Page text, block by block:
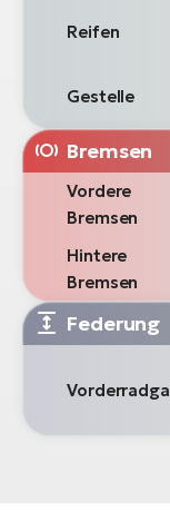
Reifen
Gestelle
Bremsen
Vordere
Bremsen
Hintere
Bremsen
Federung